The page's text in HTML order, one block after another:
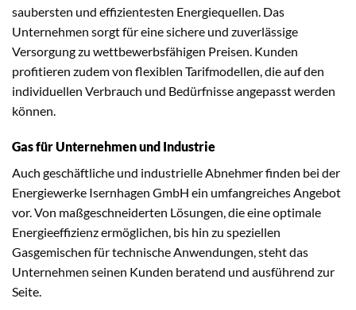
saubersten und effizientesten Energiequellen. Das
Unternehmen sorgt für eine sichere und zuverlässige
Versorgung zu wettbewerbsfähigen Preisen. Kunden
profitieren zudem von flexiblen Tarifmodellen, die auf den
individuellen Verbrauch und Bedürfnisse angepasst werden
können.
Gas für Unternehmen und Industrie
Auch geschäftliche und industrielle Abnehmer finden bei der
Energiewerke Isernhagen GmbH ein umfangreiches Angebot
vor. Von maßgeschneiderten Lösungen, die eine optimale
Energieeffizienz ermöglichen, bis hin zu speziellen
Gasgemischen für technische Anwendungen, steht das
Unternehmen seinen Kunden beratend und ausführend zur
Seite.